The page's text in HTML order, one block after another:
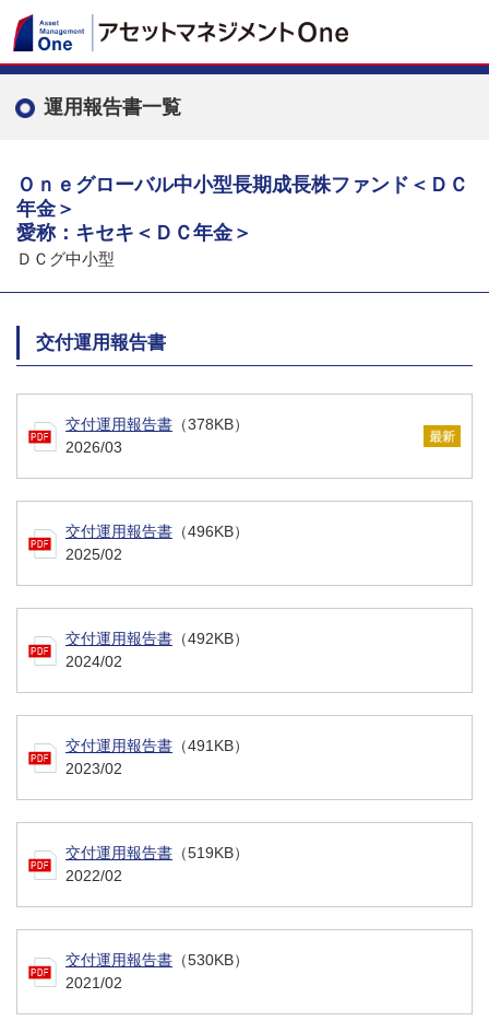
運用報告書一覧
Ｏｎｅグローバル中小型長期成長株ファンド＜ＤＣ
年金＞
愛称：キセキ＜ＤＣ年金＞
ＤＣグ中小型
交付運用報告書
交付運用報告書 （378KB）
2026/03
交付運用報告書 （496KB）
2025/02
交付運用報告書 （492KB）
2024/02
交付運用報告書 （491KB）
2023/02
交付運用報告書 （519KB）
2022/02
交付運用報告書 （530KB）
2021/02